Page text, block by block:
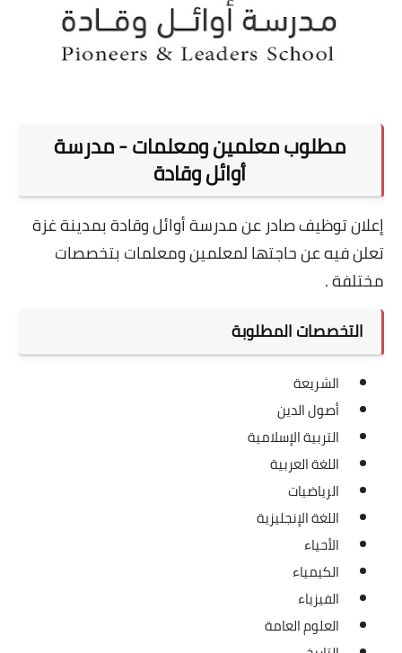
مطلوب معلمين ومعلمات - مدرسة
أوائل وقادة
إعلان توظيف صادر عن مدرسة أوائل وقادة بمدينة غزة
تعلن فيه عن حاجتها لمعلمين ومعلمات بتخصصات
مختلفة .
التخصصات المطلوبة
الشريعة
أصول الدين
التربية الإسلامية
اللغة العربية
الرياضيات
اللغة الإنجليزية
الأحياء
الكيمياء
الفيزياء
العلوم العامة